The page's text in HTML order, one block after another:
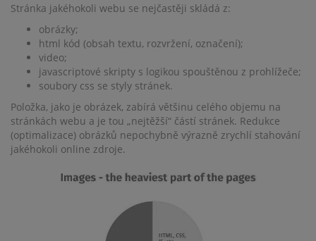
Stránka jakéhokoli webu se nejčastěji skládá z:
obrázky;
html kód (obsah textu, rozvržení, označení);
video;
javascriptové skripty s logikou spouštěnou z prohlížeče;
soubory css se styly stránek.
Položka, jako je obrázek, zabírá většinu celého objemu na
stránkách webu a je tou „nejtěžší“ částí stránek. Redukce
(optimalizace) obrázků nepochybně výrazně zrychlí stahování
jakéhokoli online zdroje.